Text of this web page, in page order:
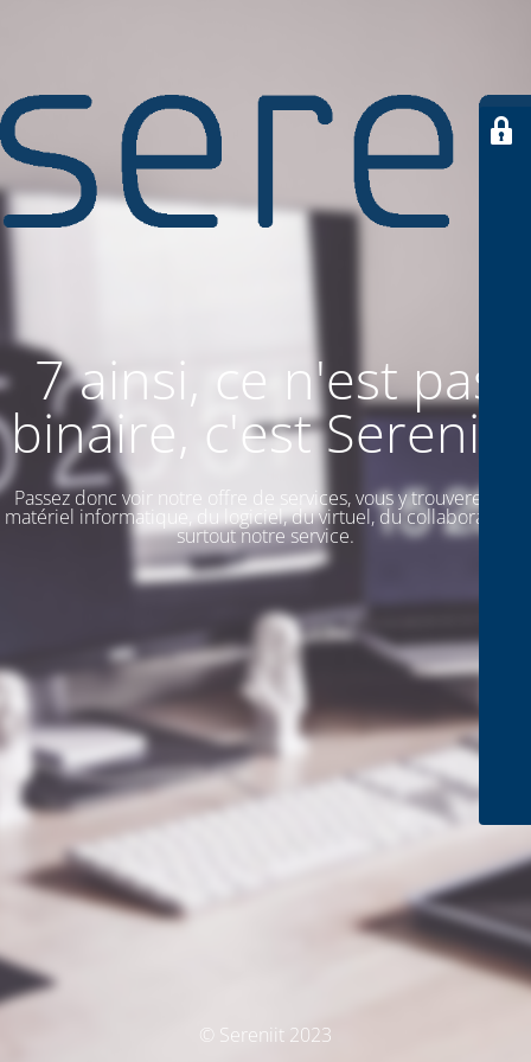
7 ainsi, ce n'est pas
binaire, c'est SereniiT
Passez donc voir notre offre de services, vous y trouverez du
matériel informatique, du logiciel, du virtuel, du collaboratif. Et
surtout notre service.
© Sereniit 2023